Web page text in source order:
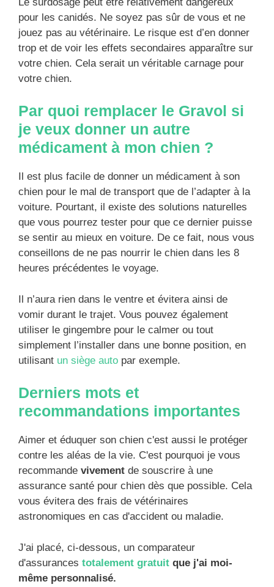
pour les canidés. Ne soyez pas sûr de vous et ne
jouez pas au vétérinaire. Le risque est d’en donner
trop et de voir les effets secondaires apparaître sur
votre chien. Cela serait un véritable carnage pour
votre chien.
Par quoi remplacer le Gravol si
je veux donner un autre
médicament à mon chien ?
Il est plus facile de donner un médicament à son
chien pour le mal de transport que de l’adapter à la
voiture. Pourtant, il existe des solutions naturelles
que vous pourrez tester pour que ce dernier puisse
se sentir au mieux en voiture. De ce fait, nous vous
conseillons de ne pas nourrir le chien dans les 8
heures précédentes le voyage.
Il n’aura rien dans le ventre et évitera ainsi de
vomir durant le trajet. Vous pouvez également
utiliser le gingembre pour le calmer ou tout
simplement l’installer dans une bonne position, en
utilisant un siège auto par exemple.
Derniers mots et
recommandations importantes
Aimer et éduquer son chien c'est aussi le protéger
contre les aléas de la vie. C'est pourquoi je vous
recommande vivement de souscrire à une
assurance santé pour chien dès que possible. Cela
vous évitera des frais de vétérinaires
astronomiques en cas d'accident ou maladie.
J'ai placé, ci-dessous, un comparateur
d'assurances totalement gratuit que j'ai moi-
même personnalisé.